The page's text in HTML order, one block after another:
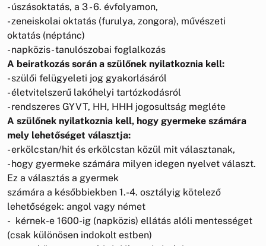
- úszásoktatás, a 3 - 6. évfolyamon,
- zeneiskolai oktatás (furulya, zongora), művészeti
oktatás (néptánc)
- napközis- tanulószobai foglalkozás
A beiratkozás során a szülőnek nyilatkoznia kell:
- szülői felügyeleti jog gyakorlásáról
- életvitelszerű lakóhelyi tartózkodásról
- rendszeres GYVT, HH, HHH jogosultság megléte
A szülőnek nyilatkoznia kell, hogy gyermeke számára
mely lehetőséget választja:
- erkölcstan/hit és erkölcstan közül mit választanak,
- hogy gyermeke számára milyen idegen nyelvet választ.
Ez a választás a gyermek
számára a későbbiekben 1.-4. osztályig kötelező
lehetőségek: angol vagy német
- kérnek-e 1600-ig (napközis) ellátás alóli mentességet
(csak különösen indokolt estben)